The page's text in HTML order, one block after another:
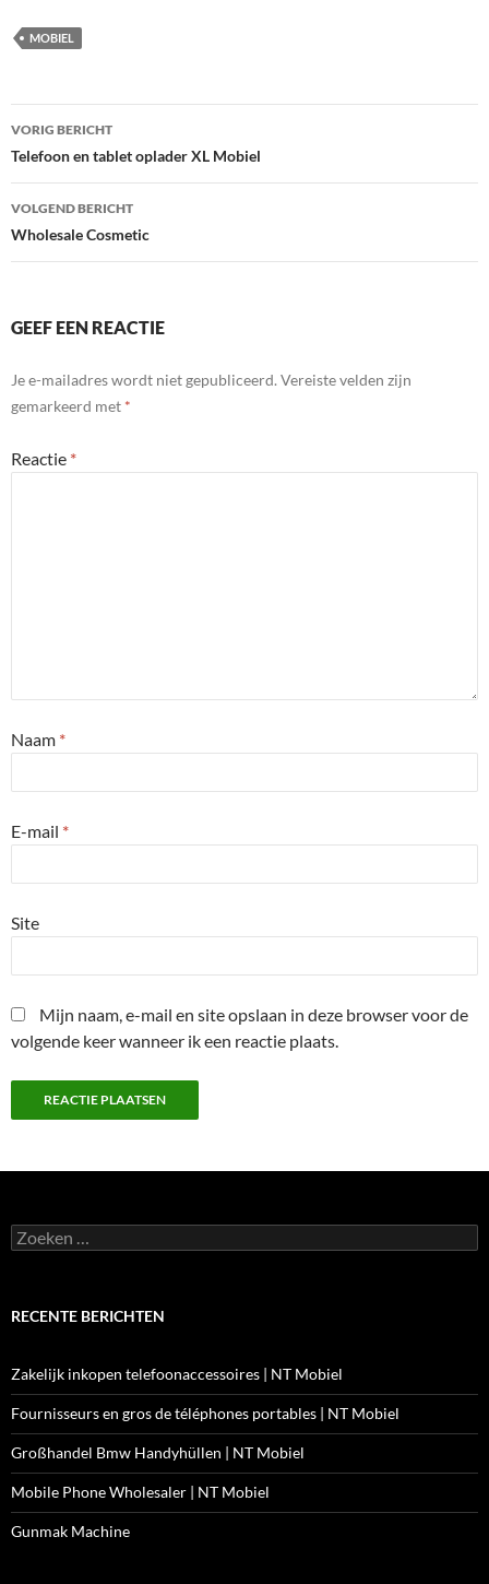
MOBIEL
Bericht
navigatie
VORIG BERICHT
Telefoon en tablet oplader XL Mobiel
VOLGEND BERICHT
Wholesale Cosmetic
GEEF EEN REACTIE
Je e-mailadres wordt niet gepubliceerd. Vereiste velden zijn
gemarkeerd met *
Reactie *
Naam *
E-mail *
Site
Mijn naam, e-mail en site opslaan in deze browser voor de
volgende keer wanneer ik een reactie plaats.
Zoeken
naar:
RECENTE BERICHTEN
Zakelijk inkopen telefoonaccessoires | NT Mobiel
Fournisseurs en gros de téléphones portables | NT Mobiel
Großhandel Bmw Handyhüllen | NT Mobiel
Mobile Phone Wholesaler | NT Mobiel
Gunmak Machine